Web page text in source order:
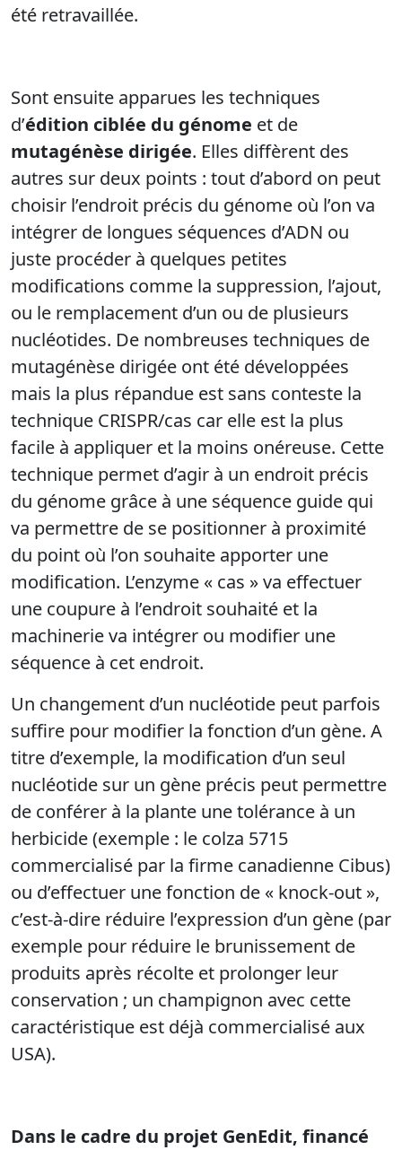
été retravaillée.
Sont ensuite apparues les techniques
d’édition ciblée du génome et de
mutagénèse dirigée. Elles diffèrent des
autres sur deux points : tout d’abord on peut
choisir l’endroit précis du génome où l’on va
intégrer de longues séquences d’ADN ou
juste procéder à quelques petites
modifications comme la suppression, l’ajout,
ou le remplacement d’un ou de plusieurs
nucléotides. De nombreuses techniques de
mutagénèse dirigée ont été développées
mais la plus répandue est sans conteste la
technique CRISPR/cas car elle est la plus
facile à appliquer et la moins onéreuse. Cette
technique permet d’agir à un endroit précis
du génome grâce à une séquence guide qui
va permettre de se positionner à proximité
du point où l’on souhaite apporter une
modification. L’enzyme « cas » va effectuer
une coupure à l’endroit souhaité et la
machinerie va intégrer ou modifier une
séquence à cet endroit.
Un changement d’un nucléotide peut parfois
suffire pour modifier la fonction d’un gène. A
titre d’exemple, la modification d’un seul
nucléotide sur un gène précis peut permettre
de conférer à la plante une tolérance à un
herbicide (exemple : le colza 5715
commercialisé par la firme canadienne Cibus)
ou d’effectuer une fonction de « knock-out »,
c’est-à-dire réduire l’expression d’un gène (par
exemple pour réduire le brunissement de
produits après récolte et prolonger leur
conservation ; un champignon avec cette
caractéristique est déjà commercialisé aux
USA).
Dans le cadre du projet GenEdit, financé